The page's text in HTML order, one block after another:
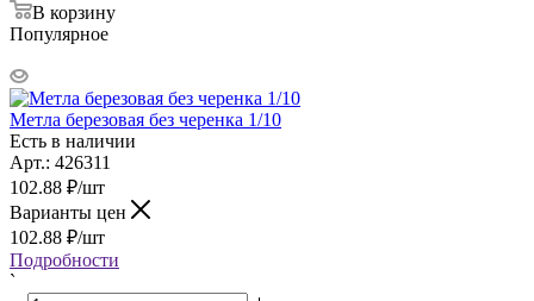
В корзину
Популярное
Метла березовая без черенка 1/10
Есть в наличии
Арт.: 426311
102.88 ₽/шт
Варианты цен
102.88 ₽/шт
Подробности
`